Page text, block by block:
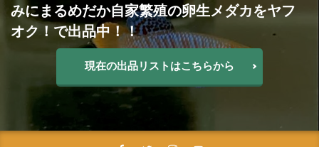
みにまるめだか自家繁殖の卵生メダカをヤフ
オク！で出品中！！
現在の出品リストはこちらから